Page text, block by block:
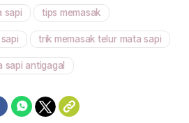
sapi tips memasak
trik memasak telur mata sapi
sapi antigagal